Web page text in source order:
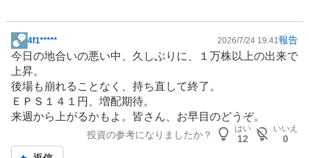
掲
示
板
記
事
4f1***** 2026/7/24 19:41 報告
今日の地合いの悪い中、久しぶりに、１万株以上の出来で
上昇。
後場も崩れることなく、持ち直して終了。
ＥＰＳ１４１円、増配期待。
来週から上がるかもよ。皆さん、お早目のどうぞ。
投資の参考になりましたか？
はい
12
いいえ
0